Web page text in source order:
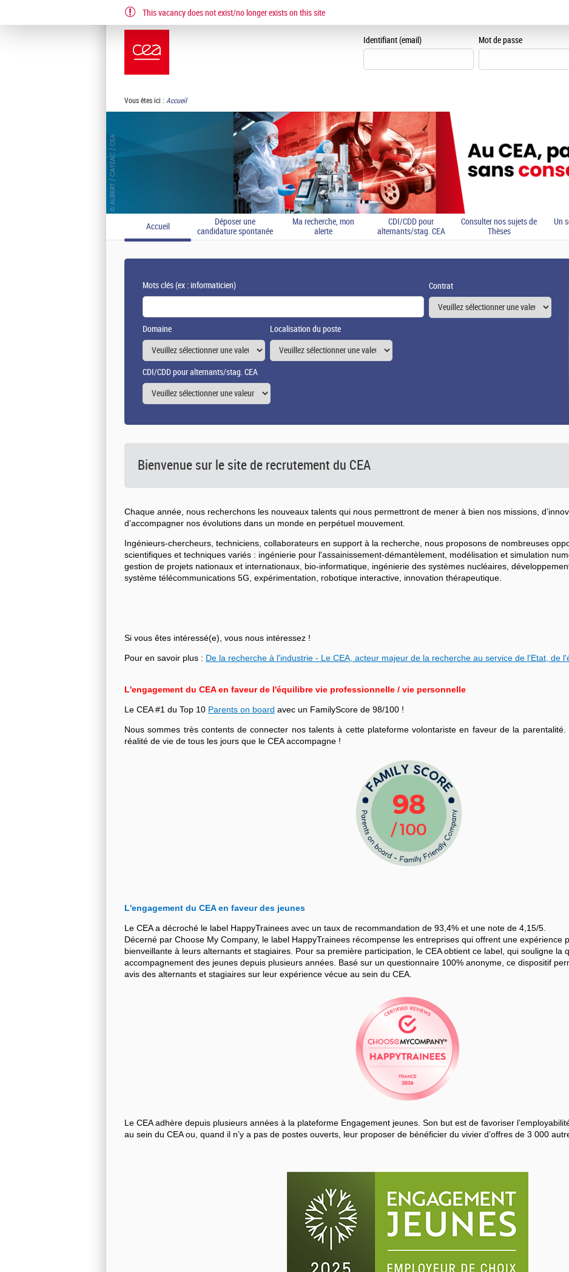
EN FR
Identifiant (email) Mot de passe
Vous êtes ici : Accueil
Accueil
Déposer une
candidature spontanée
Ma recherche, mon
alerte
CDI/CDD pour
alternants/stag. CEA
Consulter nos sujets de
Thèses
Un
Mots clés(ex : informaticien) Contrat
Domaine Localisation du poste
CDI/CDD pour alternants/stag. CEA
This vacancy does not exist/no longer exists on this site
Bienvenue sur le site de recrutement du CEA
Chaque année, nous recherchons les nouveaux talents qui nous permettront de mener à bien nos missions,
d’accompagner nos évolutions dans un monde en perpétuel mouvement.
Ingénieurs-chercheurs, techniciens, collaborateurs en support à la recherche, nous proposons de nombreuses
scientifiques et techniques variés : ingénierie pour l'assainissement-démantèlement, modélisation et simulation
gestion de projets nationaux et internationaux, bio-informatique, ingénierie des systèmes nucléaires,
système télécommunications 5G, expérimentation, robotique interactive, innovation thérapeutique.
Si vous êtes intéressé(e), vous nous intéressez !
Pour en savoir plus : De la recherche à l'industrie - Le CEA, acteur majeur de la recherche au service de l'Etat, de
L'engagement du CEA en faveur de l'équilibre vie professionnelle / vie personnelle
Le CEA #1 du Top 10 Parents on board avec un FamilyScore de 98/100 !
Nous sommes très contents de connecter nos talents à cette plateforme volontariste en faveur de la parentalité.
réalité de vie de tous les jours que le CEA accompagne !
L'engagement du CEA en faveur des jeunes
Le CEA a décroché le label HappyTrainees avec un taux de recommandation de 93,4% et une note de 4,15/5.
Décerné par Choose My Company, le label HappyTrainees récompense les entreprises qui offrent une expérience
bienveillante à leurs alternants et stagiaires. Pour sa première participation, le CEA obtient ce label, qui souligne la
accompagnement des jeunes depuis plusieurs années. Basé sur un questionnaire 100% anonyme, ce dispositif
avis des alternants et stagiaires sur leur expérience vécue au sein du CEA.
Le CEA adhère depuis plusieurs années à la plateforme Engagement jeunes. Son but est de favoriser
au sein du CEA ou, quand il n’y a pas de postes ouverts, leur proposer de bénéficier du vivier d’offres de 3 000